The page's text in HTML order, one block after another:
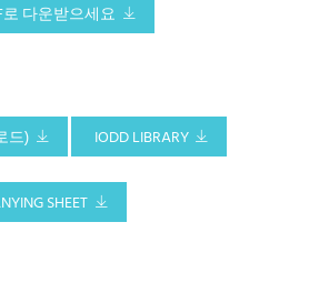
다운받으세요
드)
IODD LIBRARY
SHEET